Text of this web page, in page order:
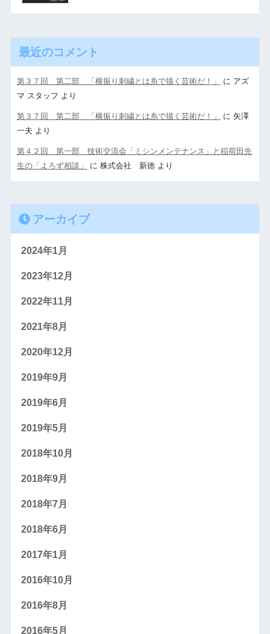
最近のコメント
第３７回 第二部 「横振り刺繍とは糸で描く芸術だ！」 に アズ
マ スタッフ より
第３７回 第二部 「横振り刺繍とは糸で描く芸術だ！」 に 矢澤
一夫 より
第４２回 第一部 技術交流会「ミシンメンテナンス」と稲荷田先
生の「よろず相談」
に 株式会社 新徳より
アーカイブ
2024年1月
2023年12月
2022年11月
2021年8月
2020年12月
2019年9月
2019年6月
2019年5月
2018年10月
2018年9月
2018年7月
2018年6月
2017年1月
2016年10月
2016年8月
2016年5月